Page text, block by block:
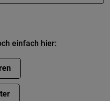
einfach hier: